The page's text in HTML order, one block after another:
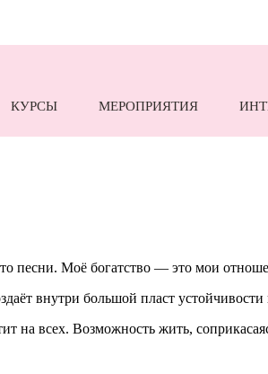
КУРСЫ МЕРОПРИЯТИЯ
песни. Моё богатство — это мои
внутри большой пласт
на всех. Возможность жить,